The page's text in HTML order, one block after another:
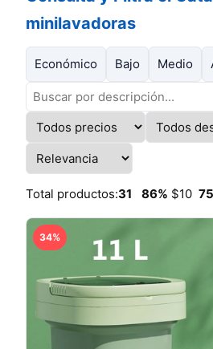
minilavadoras
Económico Bajo Medio
Total productos:31 86% $10
34%